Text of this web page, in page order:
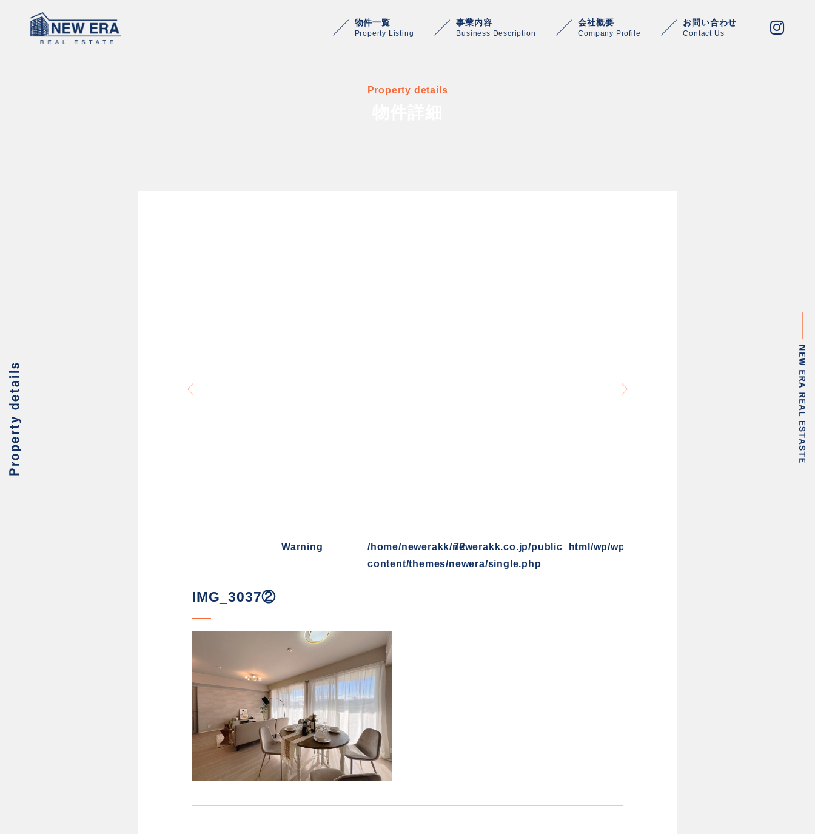
物件一覧
Property Listing
事業内容
Business Description
会社概要
Company Profile
お問い合わせ
Contact Us
Property details
Warning
/home/newerakk/newerakk.co.jp/public_html/wp/wp-
content/themes/newera/single.php
72
IMG_3037②